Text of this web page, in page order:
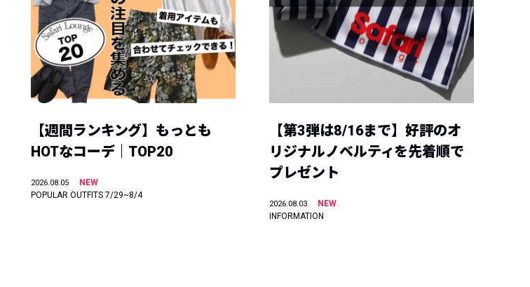
【週間ランキング】もっとも
HOTなコーデ｜TOP20
2026.08.05
NEW
POPULAR OUTFITS 7/29~8/4
【第3弾は8/16まで】好評のオ
リジナルノベルティを先着順で
プレゼント
2026.08.03
NEW
INFORMATION